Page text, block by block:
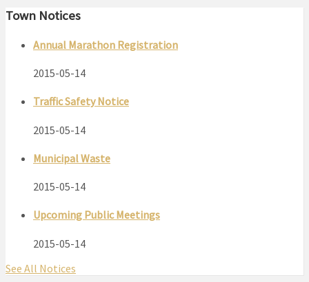
Town Notices
Annual Marathon Registration
2015-05-14
Traffic Safety Notice
2015-05-14
Municipal Waste
2015-05-14
Upcoming Public Meetings
2015-05-14
See All Notices